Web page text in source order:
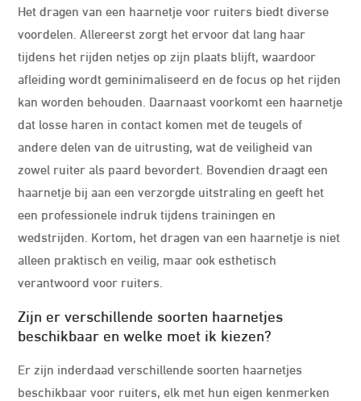
Het dragen van een haarnetje voor ruiters biedt diverse
voordelen. Allereerst zorgt het ervoor dat lang haar
tijdens het rijden netjes op zijn plaats blijft, waardoor
afleiding wordt geminimaliseerd en de focus op het rijden
kan worden behouden. Daarnaast voorkomt een haarnetje
dat losse haren in contact komen met de teugels of
andere delen van de uitrusting, wat de veiligheid van
zowel ruiter als paard bevordert. Bovendien draagt een
haarnetje bij aan een verzorgde uitstraling en geeft het
een professionele indruk tijdens trainingen en
wedstrijden. Kortom, het dragen van een haarnetje is niet
alleen praktisch en veilig, maar ook esthetisch
verantwoord voor ruiters.
Zijn er verschillende soorten haarnetjes
beschikbaar en welke moet ik kiezen?
Er zijn inderdaad verschillende soorten haarnetjes
beschikbaar voor ruiters, elk met hun eigen kenmerken